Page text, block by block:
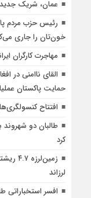
عمان، شریک جدید
رئیس حزب مردم
خون‌تان را جاری
مهاجرت کارگران
القای ناامنی در
حمایت پاکستان
افتتاح
طالبان دو شهروند
کرد
لرزاند
افسر استخباراتی